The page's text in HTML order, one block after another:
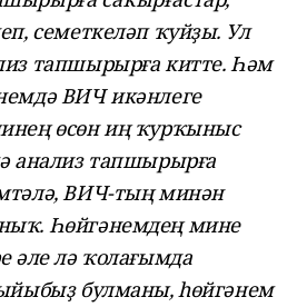
семеткеләп ҡуйҙы. Ул
тапшырырға китте. Һәм
ВИЧ икәнлеге
өсөн иң ҡурҡыныс
анализ тапшырырға
ВИЧ-тың минән
Һөйгәнемдең мине
әле лә ҡолағымда
булманы, һөйгәнем